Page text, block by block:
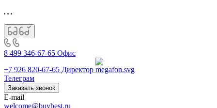
8 499 346-67-65 Офис
+7 926 820-67-65 Директор
Телеграм
Заказать звонок
E-mail
welcome@buybest.ru